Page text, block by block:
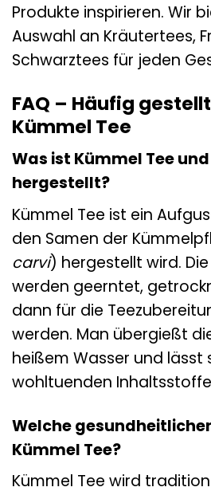
Produkte inspirieren. Wir
Auswahl an Kräutertees,
Schwarztees für jeden
FAQ – Häufig
Kümmel Tee
Was ist Kümmel Tee
hergestellt?
Kümmel Tee ist ein
den Samen der
carvi) hergestellt wird.
werden geerntet,
dann für die
werden. Man übergießt
heißem Wasser und lässt
wohltuenden
Welche
Kümmel Tee?
Kümmel Tee wird